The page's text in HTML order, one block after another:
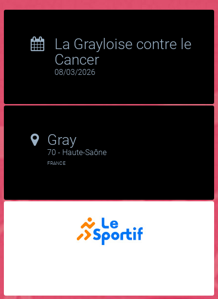
La Grayloise contre le
Cancer
08/03/2026
Gray
70 - Haute-Saône
FRANCE